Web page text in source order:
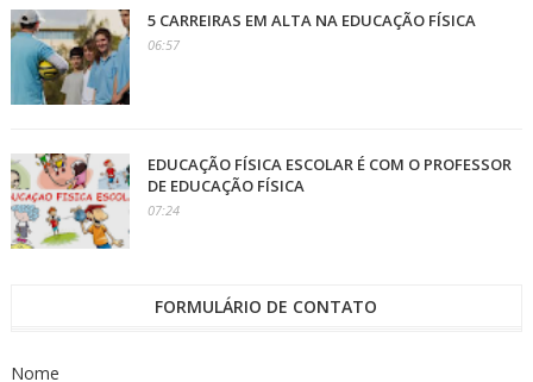
5 CARREIRAS EM ALTA NA EDUCAÇÃO FÍSICA
06:57
EDUCAÇÃO FÍSICA ESCOLAR É COM O PROFESSOR
DE EDUCAÇÃO FÍSICA
07:24
FORMULÁRIO DE CONTATO
Nome